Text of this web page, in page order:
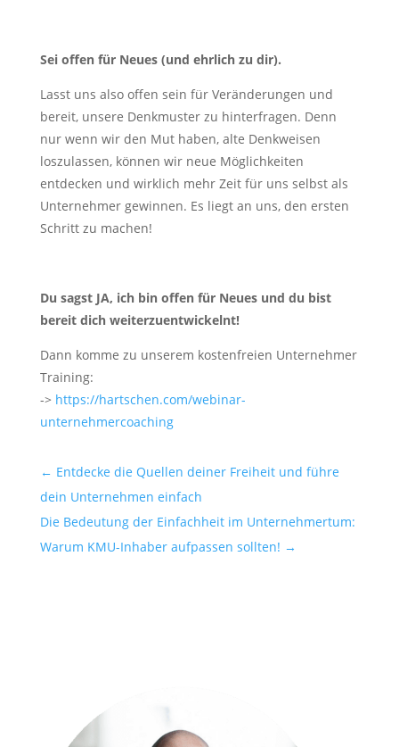
Sei offen für Neues (und ehrlich zu dir).
Lasst uns also offen sein für Veränderungen und
bereit, unsere Denkmuster zu hinterfragen. Denn
nur wenn wir den Mut haben, alte Denkweisen
loszulassen, können wir neue Möglichkeiten
entdecken und wirklich mehr Zeit für uns selbst als
Unternehmer gewinnen. Es liegt an uns, den ersten
Schritt zu machen!
Du sagst JA, ich bin offen für Neues und du bist
bereit dich weiterzuentwickelnt!
Dann komme zu unserem kostenfreien Unternehmer
Training:
-> https://hartschen.com/webinar-
unternehmercoaching
← Entdecke die Quellen deiner Freiheit und führe
dein Unternehmen einfach
Die Bedeutung der Einfachheit im Unternehmertum:
Warum KMU-Inhaber aufpassen sollten! →